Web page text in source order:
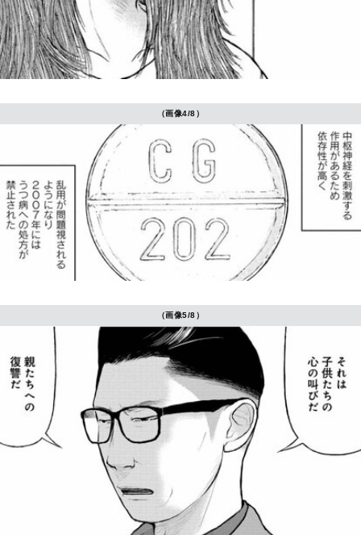
（画像4/8）
（画像5/8）